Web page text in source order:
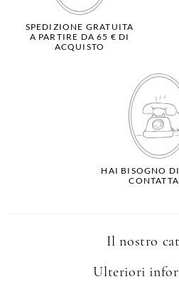
SPEDIZIONE GRATUITA
A PARTIRE DA 65 € DI
ACQUISTO
HAI BISOGNO
Il nostro
Ulteriori